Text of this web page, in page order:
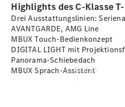
Kaufen
Highlights des C-Klasse
Drei Ausstattungslinien:
AVANTGARDE, AMG Line
MBUX Touch-Bedienkonzept
DIGITAL LIGHT mit
Panorama-Schiebedach
MBUX Sprach-Assistent